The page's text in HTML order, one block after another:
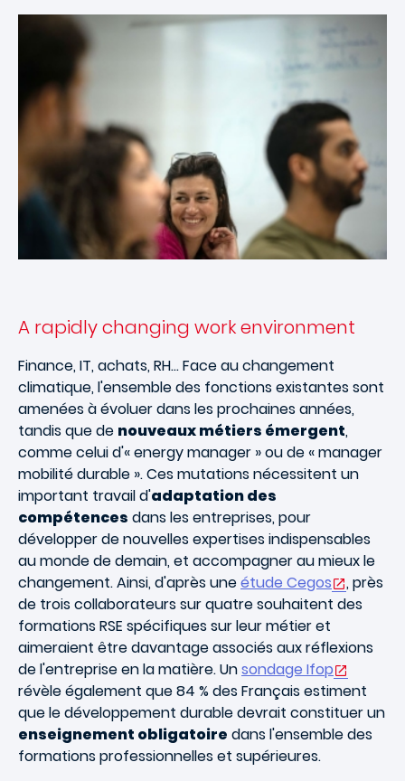
A rapidly changing work environment
Finance, IT, achats, RH… Face au changement
climatique, l'ensemble des fonctions existantes sont
amenées à évoluer dans les prochaines années,
tandis que de nouveaux métiers émergent,
comme celui d'« energy manager » ou de « manager
mobilité durable ». Ces mutations nécessitent un
important travail d'adaptation des
compétences dans les entreprises, pour
développer de nouvelles expertises indispensables
au monde de demain, et accompagner au mieux le
changement. Ainsi, d'après uneétude Cegos
, près
de trois collaborateurs sur quatre souhaitent des
formations RSE spécifiques sur leur métier et
aimeraient être davantage associés aux réflexions
de l'entreprise en la matière. Unsondage Ifop
révèle également que 84 % des Français estiment
que le développement durable devrait constituer un
enseignement obligatoire dans l'ensemble des
formations professionnelles et supérieures.